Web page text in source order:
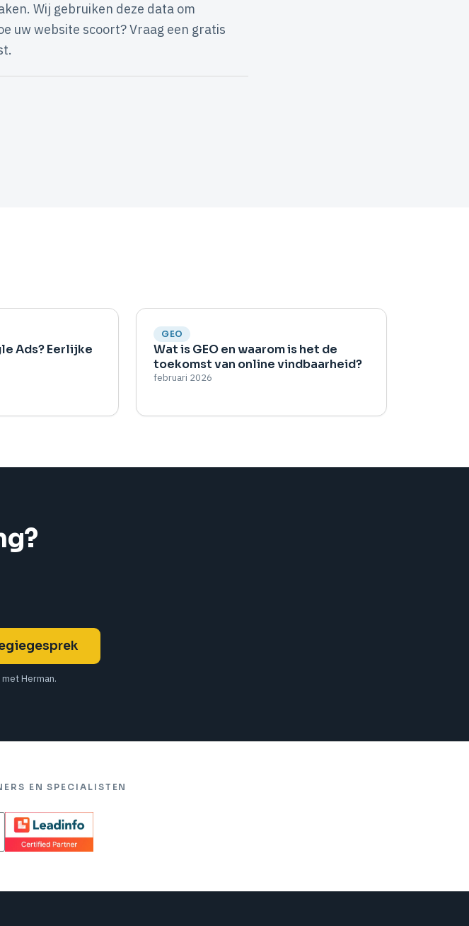
Wij gebruiken deze data om
uw website scoort? Vraag een gratis
Ads? Eerlijke
GEO
Wat is GEO en waarom is het de
toekomst van online vindbaarheid?
februari 2026
Herman.
EN SPECIALISTEN